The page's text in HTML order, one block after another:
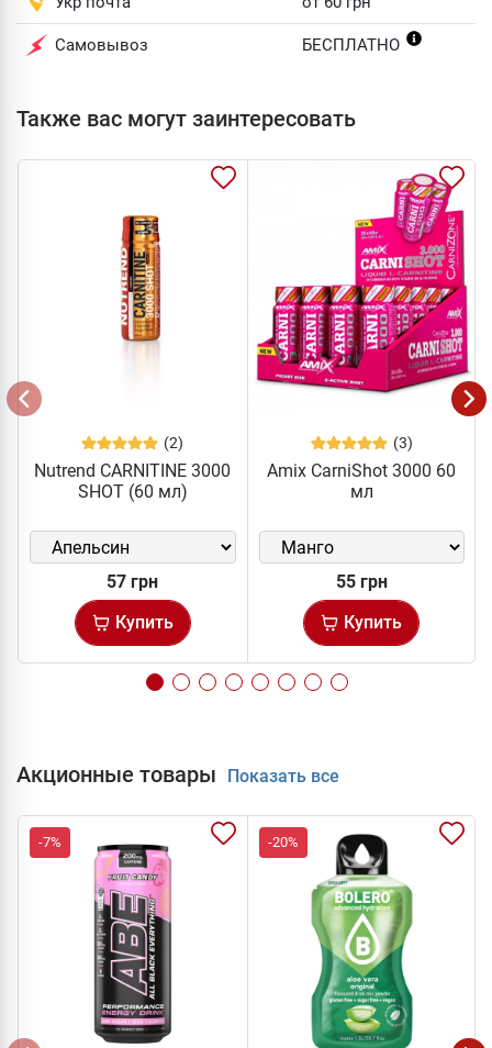
Самовывоз БЕСПЛАТНО
Также вас могут заинтересовать
(2)
Nutrend CARNITINE 3000
SHOT (60 мл)
57 грн
Купить
(3)
Amix CarniShot 3000 60
мл
55 грн
Купить
Акционные товары Показать все
-7% -20%